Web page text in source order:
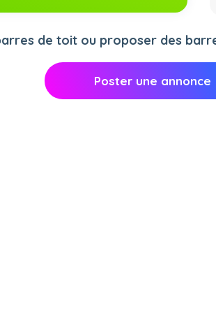
de toit ou proposer des
Poster une annonce